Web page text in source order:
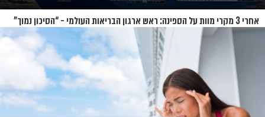
אחרי 3 מקרי מוות על הספינה: ראש ארגון הבריאות העולמי - “הסיכון נמוך”